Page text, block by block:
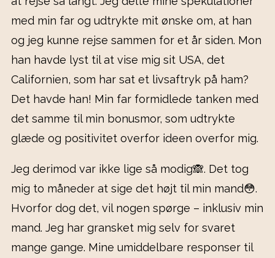
med min far og udtrykte mit ønske om, at han
og jeg kunne rejse sammen for et år siden. Mon
han havde lyst til at vise mig sit USA, det
Californien, som har sat et livsaftryk på ham?
Det havde han! Min far formidlede tanken med
det samme til min bonusmor, som udtrykte
glæde og positivitet overfor ideen overfor mig.
Jeg derimod var ikke lige så modig🙈. Det tog
mig to måneder at sige det højt til min mand😳.
Hvorfor dog det, vil nogen spørge – inklusiv min
mand. Jeg har gransket mig selv for svaret
mange gange. Mine umiddelbare responser til